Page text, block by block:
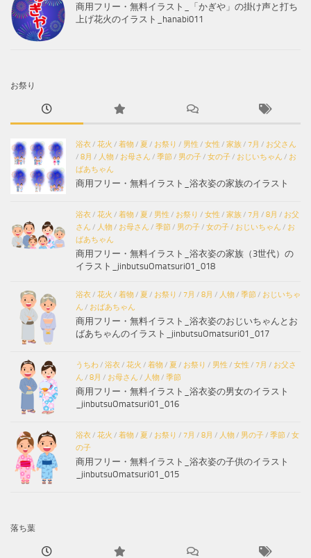
商用フリー・無料イラスト_「かぎや」の掛け声と打ち
上げ花火のイラスト_hanabi011
お祭り
浴衣/ 花火 / 着物/ 夏 / お祭り / 男性 / 女性 / 家族/ 7月 / お父さん
/ 8月 / 人物/ お母さん / 季節/ 男の子/ 女の子/ おじいちゃん / お
ばあちゃん
商用フリー・無料イラスト_浴衣姿の家族のイラスト
浴衣/ 花火 / 着物/ 夏 / 男性 / お祭り / 女性 / 家族/ 7月 / 8月 / お父
さん / 人物/ お母さん / 季節/ 男の子/ 女の子/ おじいちゃん / お
ばあちゃん
商用フリー・無料イラスト_浴衣姿の家族（3世代）の
イラスト_jinbutsuOmatsuri01_018
浴衣/ 花火 / 着物/ 夏 / お祭り / 7月 / 8月 / 人物/ 季節/ おじいちゃ
ん / おばあちゃん
商用フリー・無料イラスト_浴衣姿のおじいちゃんとお
ばあちゃんのイラスト_jinbutsuOmatsuri01_017
うちわ/ 浴衣/ 花火 / 着物/ 夏 / お祭り / 男性 / 女性 / 7月 / お父さ
ん / 8月 / お母さん / 人物/ 季節
商用フリー・無料イラスト_浴衣姿の男女のイラスト
_jinbutsuOmatsuri01_016
浴衣/ 花火 / 着物/ 夏 / お祭り / 7月 / 8月 / 人物/ 男の子/ 季節/ 女
の子
商用フリー・無料イラスト_浴衣姿の子供のイラスト
_jinbutsuOmatsuri01_015
落ち葉